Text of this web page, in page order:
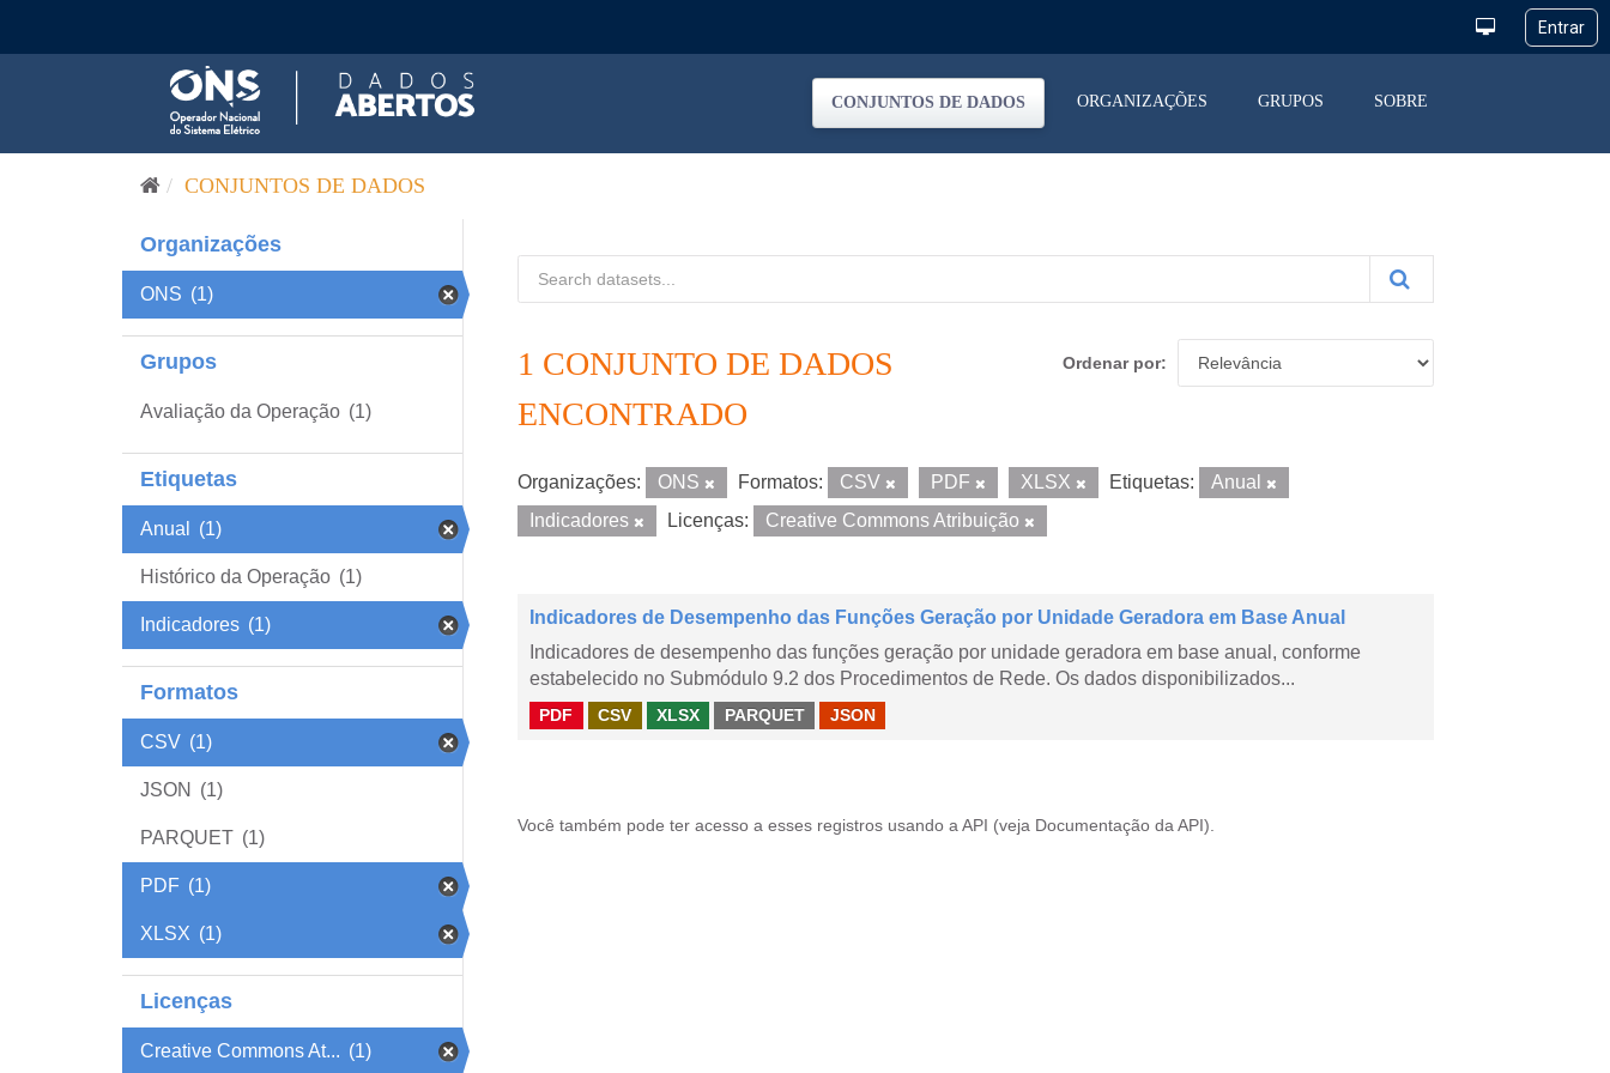
CONJUNTOS DE DADOS ORGANIZAÇÕES GRUPOS SOBRE
CONJUNTOS DE DADOS
Organizações
ONS (1)
Grupos
Avaliação da Operação (1)
Etiquetas
Anual (1)
Histórico da Operação (1)
Indicadores (1)
Formatos
CSV (1)
JSON (1)
PARQUET (1)
PDF (1)
XLSX (1)
Licenças
Creative Commons At... (1)
Ordenar por
1 CONJUNTO DE DADOS
ENCONTRADO
Organizações: ONS Formatos: CSV PDF XLSX Etiquetas:
Anual
Indicadores
Licenças: Creative Commons Atribuição
Indicadores de Desempenho das Funções Geração por Unidade Geradora em Base Anual
Indicadores de desempenho das funções geração por unidade geradora em base anual, conforme
estabelecido no Submódulo 9.2 dos Procedimentos de Rede. Os dados disponibilizados...
PDF CSV XLSX PARQUET JSON
Você também pode ter acesso a esses registros usando a API (veja Documentação da API ).